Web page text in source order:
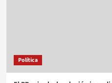
Política